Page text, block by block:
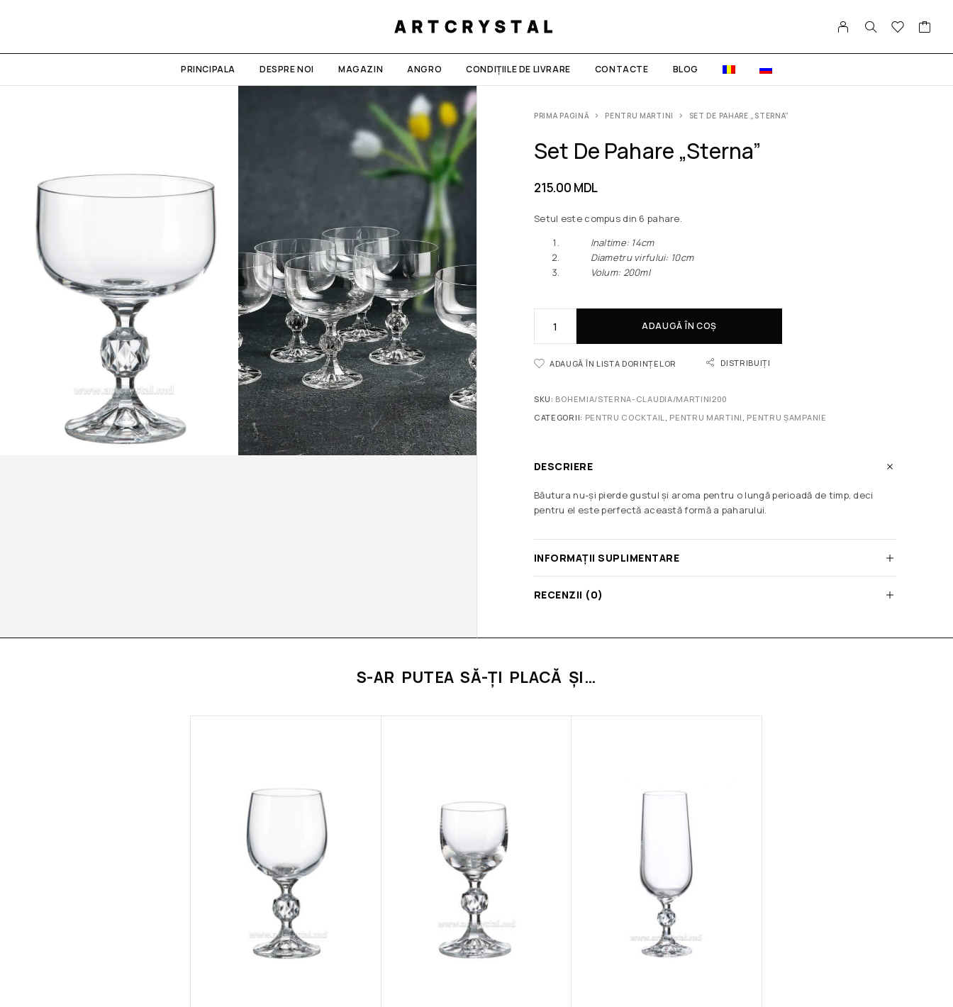
ARTCRYSTAL
PRINCIPALA DESPRE NOI MAGAZIN ANGRO CONDIȚIILE DE LIVRARE CONTACTE BLOG
PRIMA PAGINĂ PENTRU MARTINI SET DE PAHARE „STERNA”
Set De Pahare „Sterna”
215.00 MDL
Setul este compus din 6 pahare.
Inaltime: 14cm
Diametru virfului: 10cm
Volum: 200ml
ADAUGĂ ÎN COȘ
ADAUGĂ ÎN LISTA DORINȚELOR DISTRIBUIȚI
SKU: BOHEMIA/STERNA-CLAUDIA/MARTINI200
CATEGORII: PENTRU COCKTAIL, PENTRU MARTINI , PENTRU ȘAMPANIE
DESCRIERE
Băutura nu-și pierde gustul și aroma pentru o lungă perioadă de timp, deci
pentru el este perfectă această formă a paharului.
INFORMAȚII SUPLIMENTARE
RECENZII (0)
S-AR PUTEA SĂ-ȚI PLACĂ ȘI…